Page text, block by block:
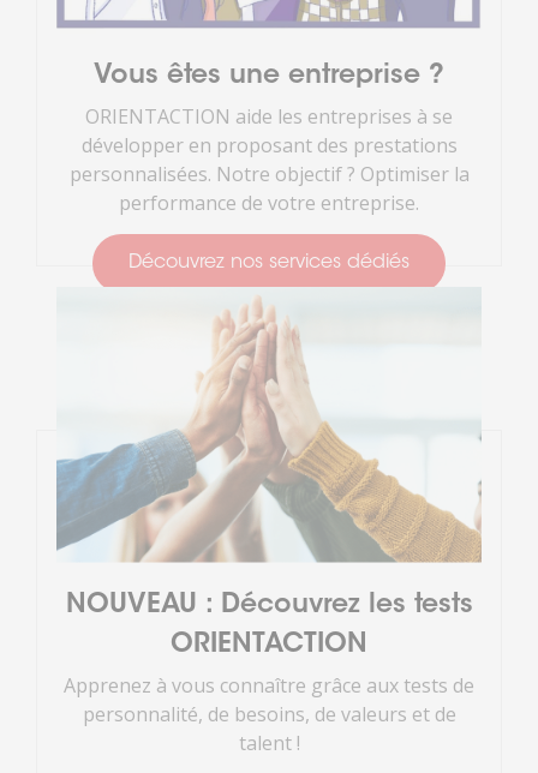
Vous êtes une entreprise ?
ORIENTACTION aide les entreprises à se
développer en proposant des prestations
personnalisées. Notre objectif ? Optimiser la
performance de votre entreprise.
Découvrez nos services dédiés
NOUVEAU : Découvrez les tests
ORIENTACTION
Apprenez à vous connaître grâce aux tests de
personnalité, de besoins, de valeurs et de
talent !